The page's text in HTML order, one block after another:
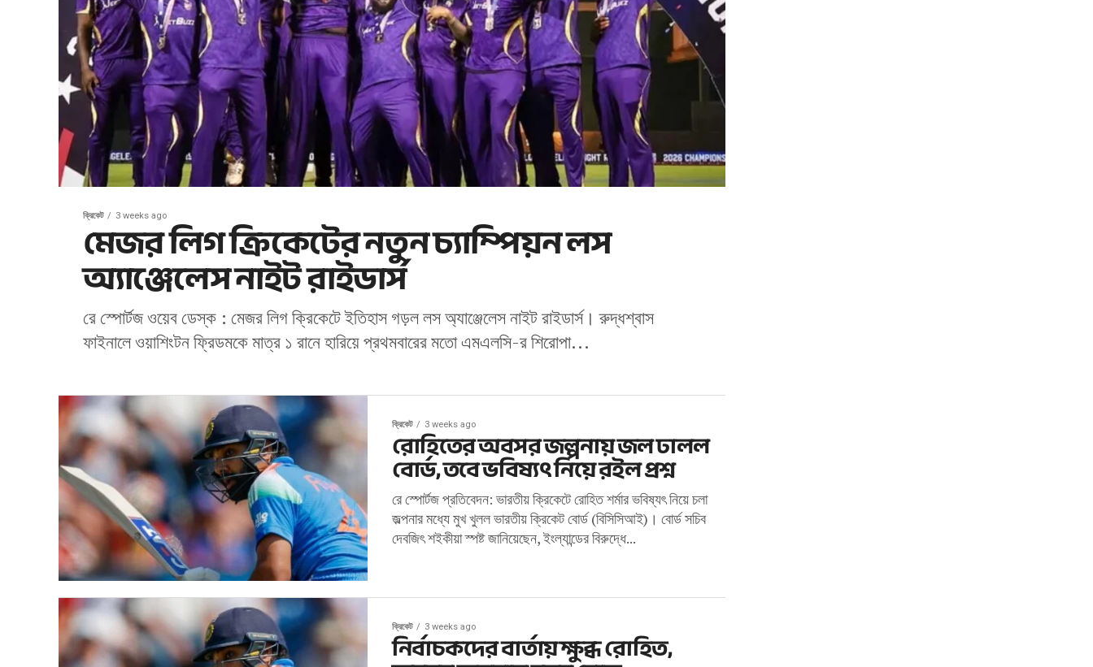
ক্রিকেট 3 weeks ago
মেজর লিগ ক্রিকেটের নতুন চ্যাম্পিয়ন লস
অ্যাঞ্জেলেস নাইট রাইডার্স
রে স্পোর্টজ ওয়েব ডেস্ক : মেজর লিগ ক্রিকেটে ইতিহাস গড়ল লস অ্যাঞ্জেলেস নাইট রাইডার্স। রুদ্ধশ্বাস
ফাইনালে ওয়াশিংটন ফ্রিডমকে মাত্র ১ রানে হারিয়ে প্রথমবারের মতো এমএলসি-র শিরোপা...
ক্রিকেট 3 weeks ago
রোহিতের অবসর জল্পনায় জল ঢালল
বোর্ড, তবে ভবিষ্যৎ নিয়ে রইল প্রশ্ন
রে স্পোর্টজ প্রতিবেদন: ভারতীয় ক্রিকেটে রোহিত শর্মার ভবিষ্যৎ নিয়ে চলা
জল্পনার মধ্যে মুখ খুলল ভারতীয় ক্রিকেট বোর্ড (বিসিসিআই)। বোর্ড সচিব
দেবজিৎ শইকীয়া স্পষ্ট জানিয়েছেন, ইংল্যান্ডের বিরুদ্ধে...
ক্রিকেট 3 weeks ago
নির্বাচকদের বার্তায় ক্ষুব্ধ রোহিত,